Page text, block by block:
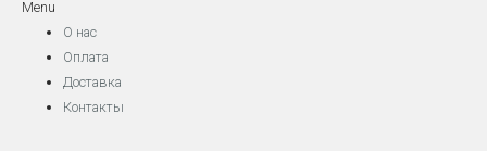
Menu
О нас
Оплата
Доставка
Контакты